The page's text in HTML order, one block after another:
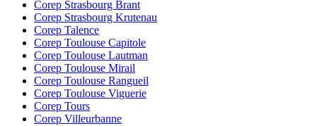
Corep Strasbourg Brant
Corep Strasbourg Krutenau
Corep Talence
Corep Toulouse Capitole
Corep Toulouse Lautman
Corep Toulouse Mirail
Corep Toulouse Rangueil
Corep Toulouse Viguerie
Corep Tours
Corep Villeurbanne